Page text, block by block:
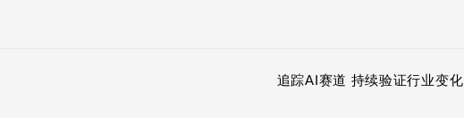
追踪AI赛道 持续验证行业变化